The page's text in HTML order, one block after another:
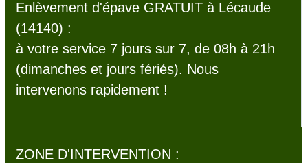
Enlèvement d'épave GRATUIT à Lécaude
(14140) :
à votre service 7 jours sur 7, de 08h à 21h
(dimanches et jours fériés). Nous
intervenons rapidement !
ZONE D'INTERVENTION :